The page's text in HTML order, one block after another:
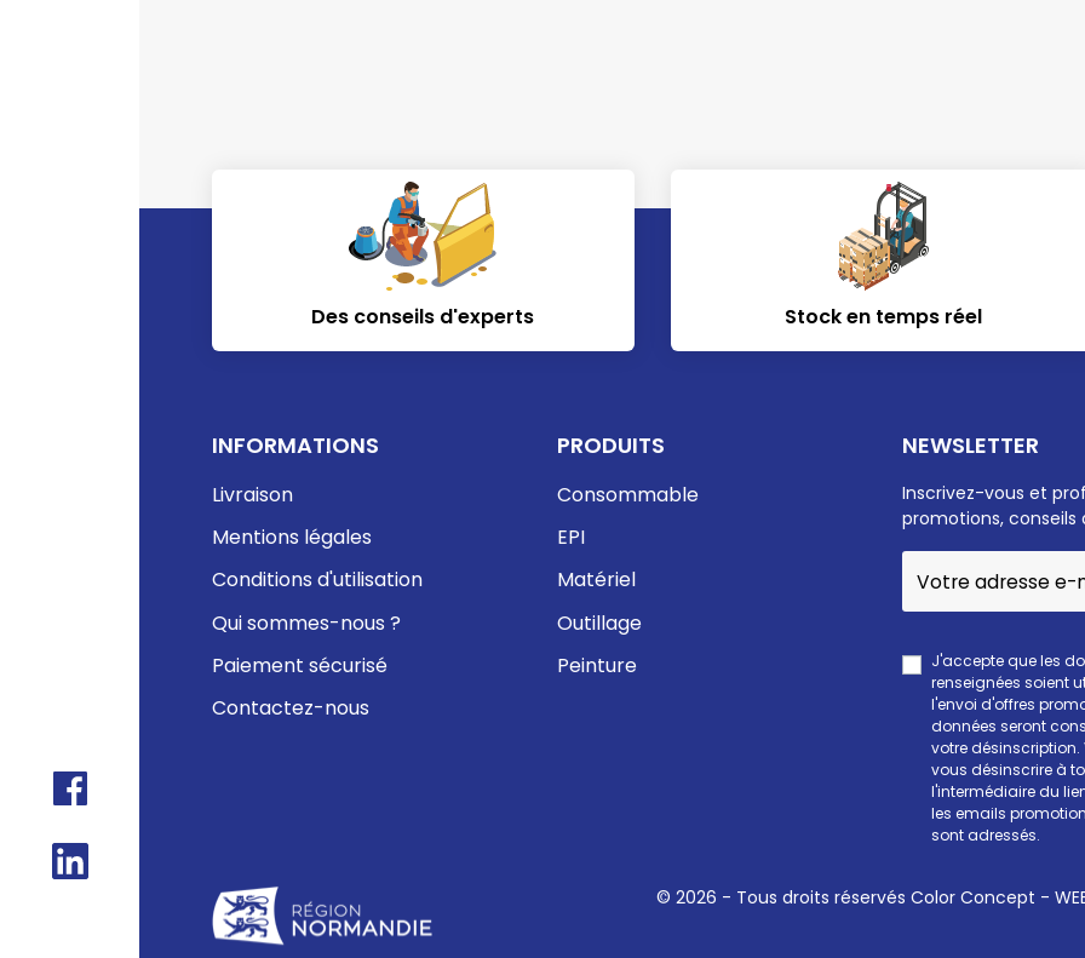
Des conseils d'experts Stock en temps réel
INFORMATIONS
Livraison
Mentions légales
Conditions d'utilisation
Qui sommes-nous ?
Paiement sécurisé
Contactez-nous
PRODUITS
Consommable
EPI
Matériel
Outillage
Peinture
NEWSLETTER
Inscrivez-vous et
promotions, conseils
J'accepte que les
renseignées soient
l'envoi d'offres
données seront
votre désinscription.
vous désinscrire à
l'intermédiaire du
les emails
sont adressés.
© 2026 - Tous droits réservés Color Concept -